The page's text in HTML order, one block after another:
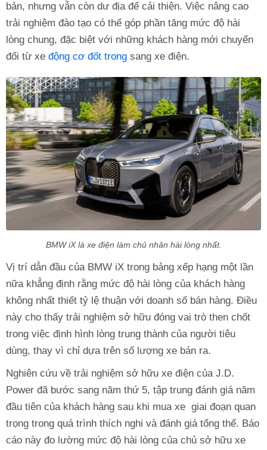
bản, nhưng vẫn còn dư địa để cải thiện. Việc nâng cao
trải nghiệm đào tạo có thể góp phần tăng mức độ hài
lòng chung, đặc biệt với những khách hàng mới chuyển
đổi từ xe động cơ đốt trong sang xe điện.
BMW iX là xe điện làm chủ nhân hài lòng nhất.
Vị trí dẫn đầu của BMW iX trong bảng xếp hạng một lần
nữa khẳng định rằng mức độ hài lòng của khách hàng
không nhất thiết tỷ lệ thuận với doanh số bán hàng. Điều
này cho thấy trải nghiệm sở hữu đóng vai trò then chốt
trong việc định hình lòng trung thành của người tiêu
dùng, thay vì chỉ dựa trên số lượng xe bán ra.
Nghiên cứu về trải nghiệm sở hữu xe điện của J.D.
Power đã bước sang năm thứ 5, tập trung đánh giá năm
đầu tiên của khách hàng sau khi mua xe giai đoạn quan
trọng trong quá trình thích nghi và đánh giá tổng thể. Báo
cáo này đo lường mức độ hài lòng của chủ sở hữu xe